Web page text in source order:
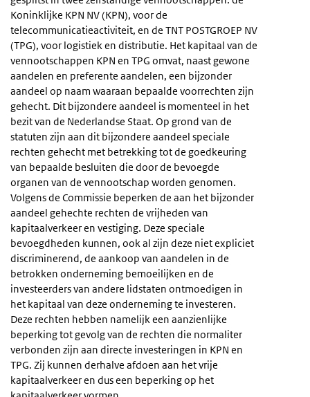
Koninklijke KPN NV (KPN), voor de
telecommunicatieactiviteit, en de TNT POSTGROEP NV
(TPG), voor logistiek en distributie. Het kapitaal van de
vennootschappen KPN en TPG omvat, naast gewone
aandelen en preferente aandelen, een bijzonder
aandeel op naam waaraan bepaalde voorrechten zijn
gehecht. Dit bijzondere aandeel is momenteel in het
bezit van de Nederlandse Staat. Op grond van de
statuten zijn aan dit bijzondere aandeel speciale
rechten gehecht met betrekking tot de goedkeuring
van bepaalde besluiten die door de bevoegde
organen van de vennootschap worden genomen.
Volgens de Commissie beperken de aan het bijzonder
aandeel gehechte rechten de vrijheden van
kapitaalverkeer en vestiging. Deze speciale
bevoegdheden kunnen, ook al zijn deze niet expliciet
discriminerend, de aankoop van aandelen in de
betrokken onderneming bemoeilijken en de
investeerders van andere lidstaten ontmoedigen in
het kapitaal van deze onderneming te investeren.
Deze rechten hebben namelijk een aanzienlijke
beperking tot gevolg van de rechten die normaliter
verbonden zijn aan directe investeringen in KPN en
TPG. Zij kunnen derhalve afdoen aan het vrije
kapitaalverkeer en dus een beperking op het